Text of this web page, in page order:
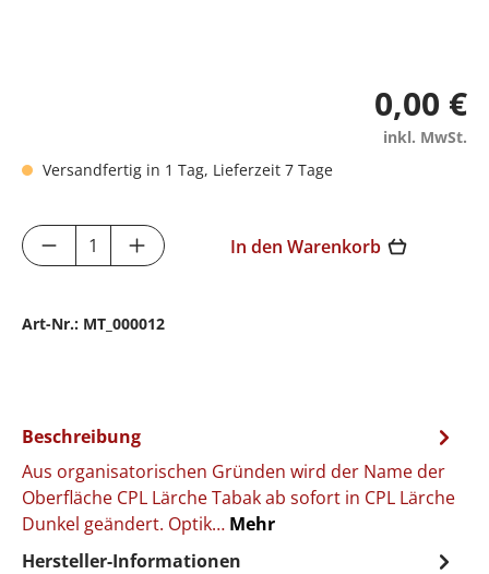
0,00 €
inkl. MwSt.
Versandfertig in 1 Tag, Lieferzeit 7 Tage
Produkt Anzahl: Gib den gewünschten
In den Warenkorb
Art-Nr.: MT_000012
Beschreibung
Aus organisatorischen Gründen wird der Name der
Oberfläche CPL Lärche Tabak ab sofort in CPL Lärche
Dunkel geändert. Optik… Mehr
Hersteller-Informationen